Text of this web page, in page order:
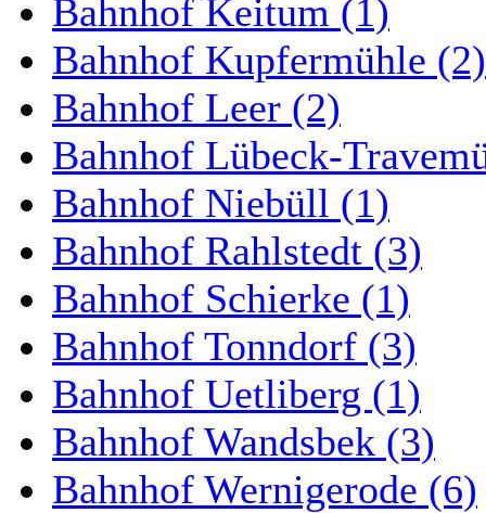
Bahnhof Keitum (1)
Bahnhof Kupfermühle (2)
Bahnhof Leer (2)
Bahnhof Lübeck-
Bahnhof Niebüll (1)
Bahnhof Rahlstedt (3)
Bahnhof Schierke (1)
Bahnhof Tonndorf (3)
Bahnhof Uetliberg (1)
Bahnhof Wandsbek (3)
Bahnhof Wernigerode (6)